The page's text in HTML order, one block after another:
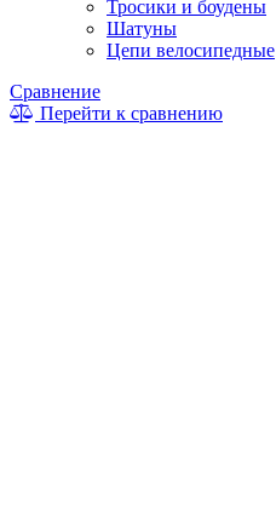
Тросики и боудены
Шатуны
Цепи велосипедные
Сравнение
Перейти к сравнению